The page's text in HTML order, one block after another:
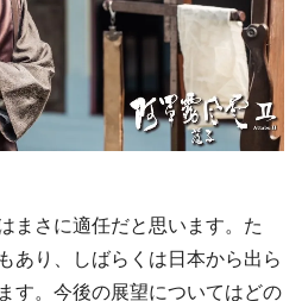
まさに適任だと思います。た
あり、しばらくは日本から出ら
す。今後の展望についてはどの